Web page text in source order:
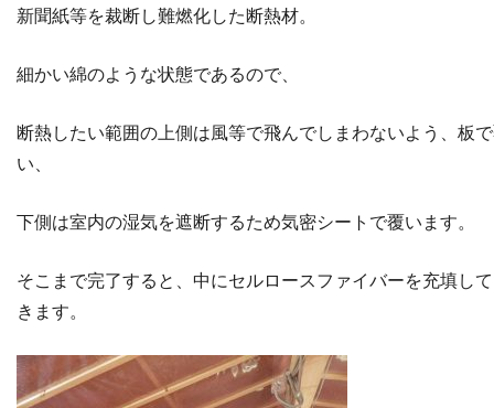
新聞紙等を裁断し難燃化した断熱材。
細かい綿のような状態であるので、
断熱したい範囲の上側は風等で飛んでしまわないよう、板
い、
下側は室内の湿気を遮断するため気密シートで覆います。
そこまで完了すると、中にセルロースファイバーを充填し
きます。